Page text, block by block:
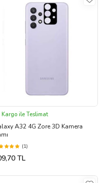
Kargo ile Teslimat
A32 4G Zore 3D Kamera
(1)
TL